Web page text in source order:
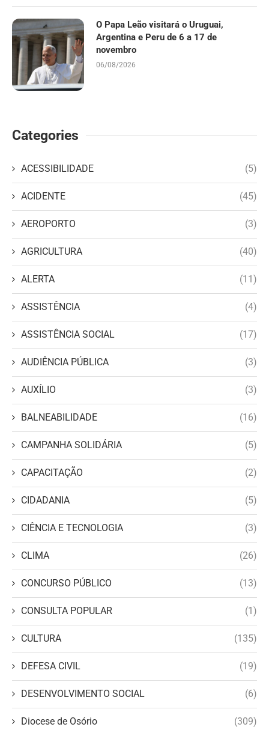
O Papa Leão visitará o Uruguai,
Argentina e Peru de 6 a 17 de
novembro
06/08/2026
Categories
ACESSIBILIDADE (5)
ACIDENTE (45)
AEROPORTO (3)
AGRICULTURA (40)
ALERTA (11)
ASSISTÊNCIA (4)
ASSISTÊNCIA SOCIAL (17)
AUDIÊNCIA PÚBLICA (3)
AUXÍLIO (3)
BALNEABILIDADE (16)
CAMPANHA SOLIDÁRIA (5)
CAPACITAÇÃO (2)
CIDADANIA (5)
CIÊNCIA E TECNOLOGIA (3)
CLIMA (26)
CONCURSO PÚBLICO (13)
CONSULTA POPULAR (1)
CULTURA (135)
DEFESA CIVIL (19)
DESENVOLVIMENTO SOCIAL (6)
Diocese de Osório (309)